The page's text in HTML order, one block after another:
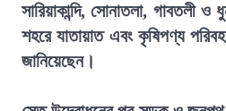
সারিয়াকান্দি, সোনাতলা, গাবতলী
শহরে যাতায়াত এবং কৃষিপণ্য
জানিয়েছেন।